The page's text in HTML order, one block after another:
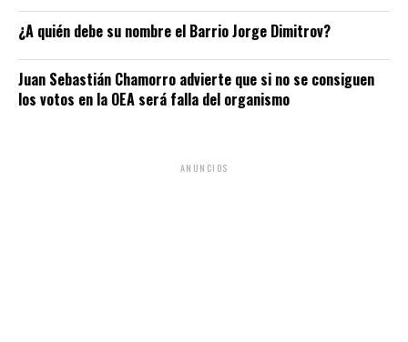
¿A quién debe su nombre el Barrio Jorge Dimitrov?
Juan Sebastián Chamorro advierte que si no se consiguen
los votos en la OEA será falla del organismo
ANUNCIOS